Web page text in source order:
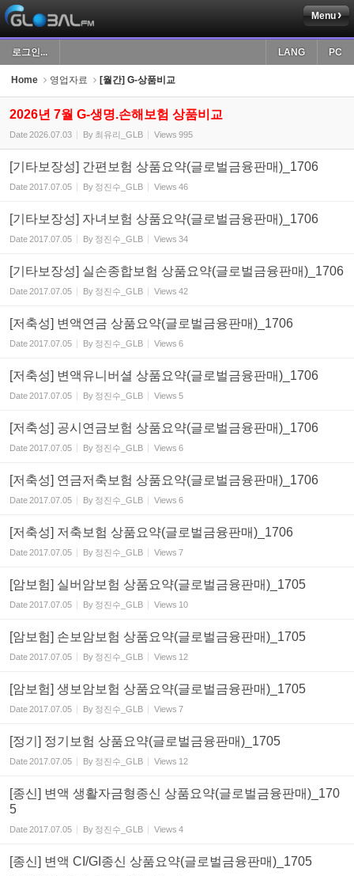
Menu
로그인... PC
LANG
Home 영업자료 [월간] G-상품비교
2026년 7월 G-생명.손해보험 상품비교
Date2026.07.03 By 최유리_GLB Views 995
[기타보장성] 간편보험 상품요약(글로벌금융판매)_1706
Date2017.07.05 By 정진수_GLB Views 46
[기타보장성] 자녀보험 상품요약(글로벌금융판매)_1706
Date2017.07.05 By 정진수_GLB Views 34
[기타보장성] 실손종합보험 상품요약(글로벌금융판매)_1706
Date2017.07.05 By 정진수_GLB Views 42
[저축성] 변액연금 상품요약(글로벌금융판매)_1706
Date2017.07.05 By 정진수_GLB Views 6
[저축성] 변액유니버셜 상품요약(글로벌금융판매)_1706
Date2017.07.05 By 정진수_GLB Views 5
[저축성] 공시연금보험 상품요약(글로벌금융판매)_1706
Date2017.07.05 By 정진수_GLB Views 6
[저축성] 연금저축보험 상품요약(글로벌금융판매)_1706
Date2017.07.05 By 정진수_GLB Views 6
[저축성] 저축보험 상품요약(글로벌금융판매)_1706
Date2017.07.05 By 정진수_GLB Views 7
[암보험] 실버암보험 상품요약(글로벌금융판매)_1705
Date2017.07.05 By 정진수_GLB Views 10
[암보험] 손보암보험 상품요약(글로벌금융판매)_1705
Date2017.07.05 By 정진수_GLB Views 12
[암보험] 생보암보험 상품요약(글로벌금융판매)_1705
Date2017.07.05 By 정진수_GLB Views 7
[정기] 정기보험 상품요약(글로벌금융판매)_1705
Date2017.07.05 By 정진수_GLB Views 12
[종신] 변액 생활자금형종신 상품요약(글로벌금융판매)_170
5
Date2017.07.05 By 정진수_GLB Views 4
[종신] 변액 CI/GI종신 상품요약(글로벌금융판매)_1705
Sketchbook5, 스케치북5
Sketchbook5, 스케치북5